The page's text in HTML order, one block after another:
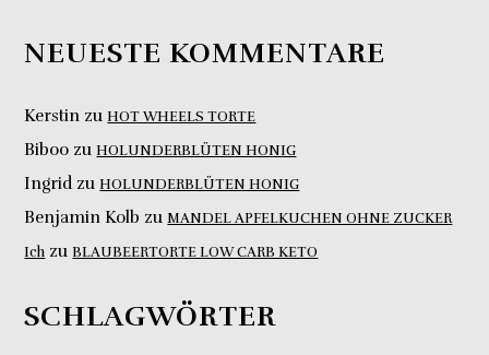
NEUESTE KOMMENTARE
Kerstin zuHOT WHEELS TORTE
Biboo zuHOLUNDERBLÜTEN HONIG
IngridzuHOLUNDERBLÜTEN HONIG
Benjamin Kolb zuMANDEL APFELKUCHEN OHNE ZUCKER
Ich zuBLAUBEERTORTE LOW CARB KETO
SCHLAGWÖRTER